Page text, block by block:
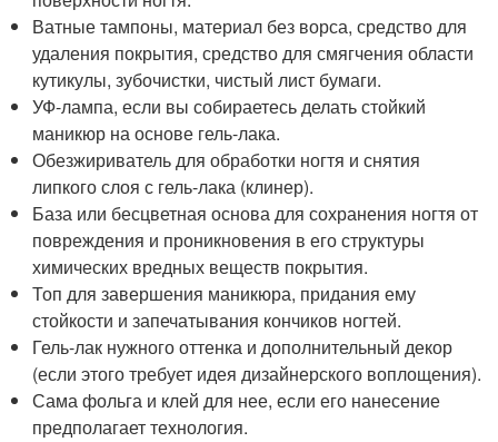
Ватные тампоны, материал без ворса, средство для
удаления покрытия, средство для смягчения области
кутикулы, зубочистки, чистый лист бумаги.
УФ-лампа, если вы собираетесь делать стойкий
маникюр на основе гель-лака.
Обезжириватель для обработки ногтя и снятия
липкого слоя с гель-лака (клинер).
База или бесцветная основа для сохранения ногтя от
повреждения и проникновения в его структуры
химических вредных веществ покрытия.
Топ для завершения маникюра, придания ему
стойкости и запечатывания кончиков ногтей.
Гель-лак нужного оттенка и дополнительный декор
(если этого требует идея дизайнерского воплощения).
Сама фольга и клей для нее, если его нанесение
предполагает технология.